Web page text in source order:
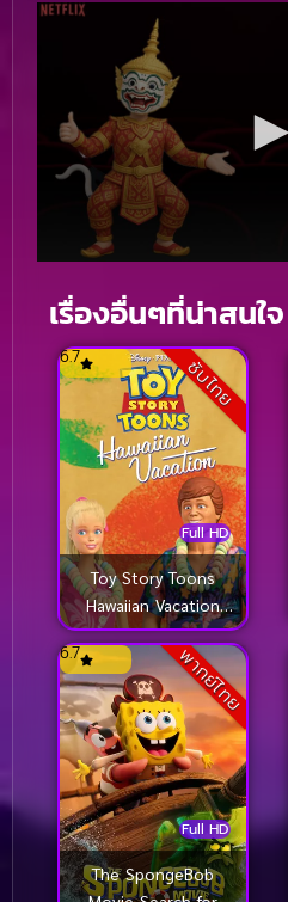
เรื่องอื่นๆที่น่าสนใจ
ซับไทย
Full HD
6.7
Toy Story Toons
Hawaiian Vacation
(2011)
พากย์ไทย
Full HD
6.7
The SpongeBob